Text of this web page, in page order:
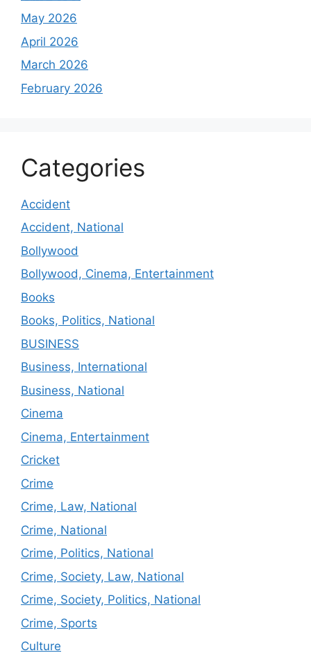
May 2026
April 2026
March 2026
February 2026
Categories
Accident
Accident, National
Bollywood
Bollywood, Cinema, Entertainment
Books
Books, Politics, National
BUSINESS
Business, International
Business, National
Cinema
Cinema, Entertainment
Cricket
Crime
Crime, Law, National
Crime, National
Crime, Politics, National
Crime, Society, Law, National
Crime, Society, Politics, National
Crime, Sports
Culture